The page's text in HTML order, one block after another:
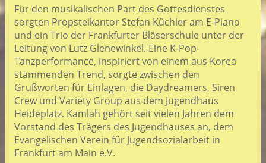
Für den musikalischen Part des Gottesdienstes
sorgten Propsteikantor Stefan Küchler am E-Piano
und ein Trio der Frankfurter Bläserschule unter der
Leitung von Lutz Glenewinkel. Eine K-Pop-
Tanzperformance, inspiriert von einem aus Korea
stammenden Trend, sorgte zwischen den
Grußworten für Einlagen, die Daydreamers, Siren
Crew und Variety Group aus dem Jugendhaus
Heideplatz. Kamlah gehört seit vielen Jahren dem
Vorstand des Trägers des Jugendhauses an, dem
Evangelischen Verein für Jugendsozialarbeit in
Frankfurt am Main e.V.